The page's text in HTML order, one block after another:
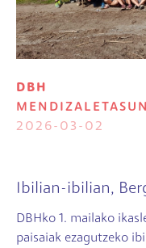
DBH
2026-03-02
Ibilian-ibilian,
DBHko 1. mailako
paisaiak ezagutzeko